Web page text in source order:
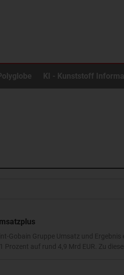
KI - Kunststoff
Gobain Gruppe Umsatz und Ergebnis
auf rund 4,9 Mrd EUR. Zu